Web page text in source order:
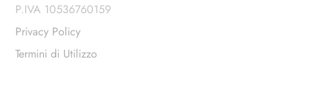
P.IVA 10536760159
Privacy Policy
Termini di Utilizzo